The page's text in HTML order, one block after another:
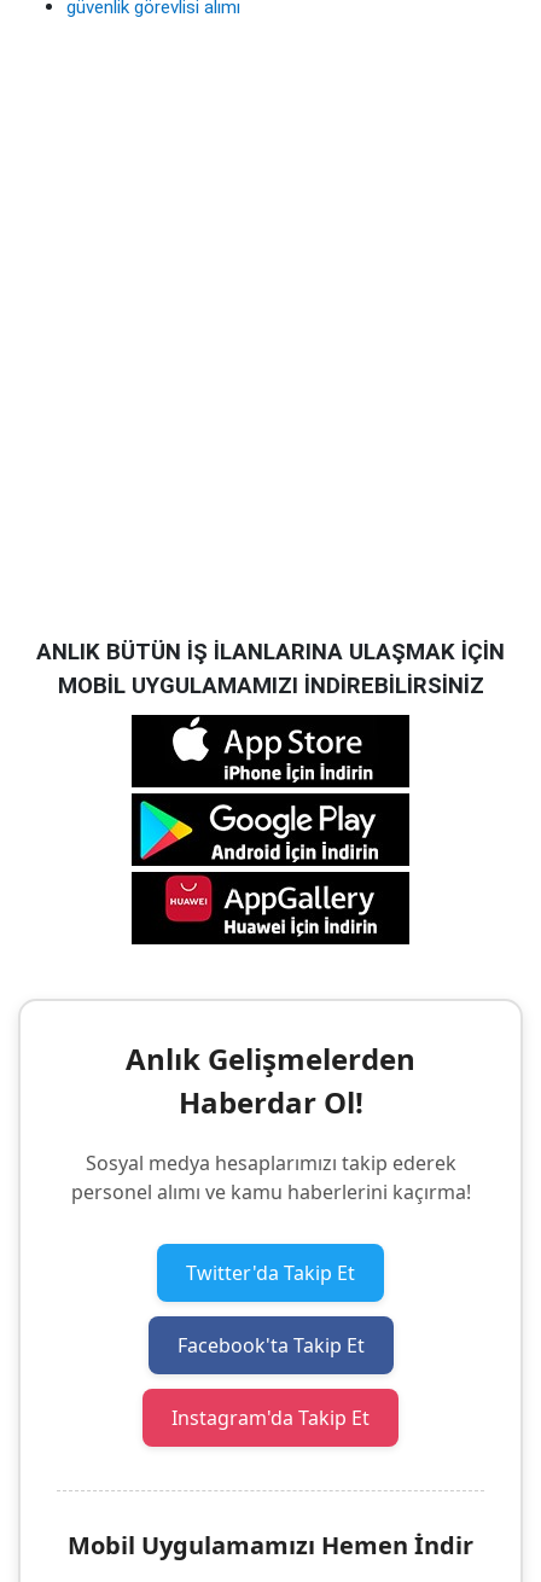
güvenlik görevlisi alımı
ANLIK BÜTÜN İŞ İLANLARINA ULAŞMAK İÇİN
MOBİL UYGULAMAMIZI İNDİREBİLİRSİNİZ
Anlık Gelişmelerden
Haberdar Ol!
Sosyal medya hesaplarımızı takip ederek
personel alımı ve kamu haberlerini kaçırma!
Twitter'da Takip Et
Facebook'ta Takip Et
Instagram'da Takip Et
Mobil Uygulamamızı Hemen İndir